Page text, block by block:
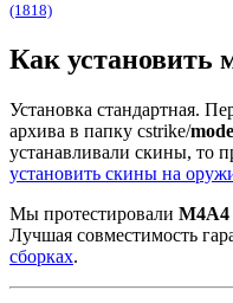
(1818)
Как установить
Установка стандартная.
архива в папку cstrike/
устанавливали скины, то
установить скины на
Мы протестировали M4A4
Лучшая совместимость
сборках.